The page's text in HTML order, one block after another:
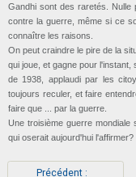
Gandhi sont des raretés.
contre la guerre, même si ce
connaître les raisons.
On peut craindre le pire de la
qui joue, et gagne pour
de 1938, applaudi par les
toujours reculer, et faire
faire que ... par la guerre.
Une troisième guerre mondiale
qui oserait aujourd'hui l'affirmer?
Précédent :